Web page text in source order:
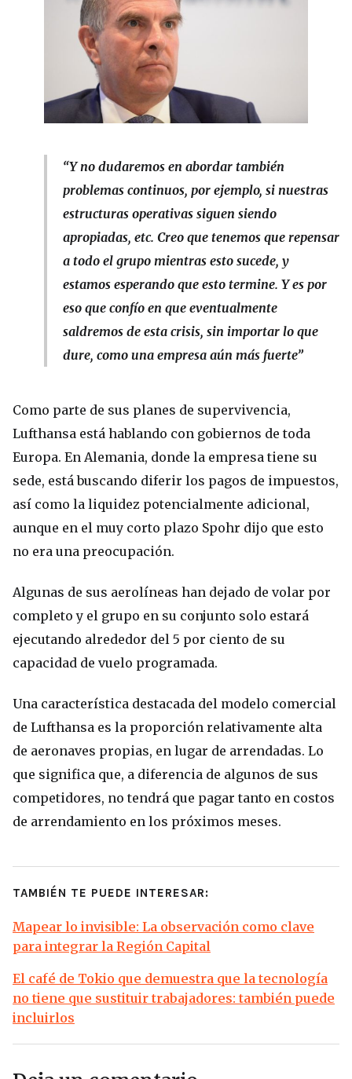
“Y no dudaremos en abordar también
problemas continuos, por ejemplo, si nuestras
estructuras operativas siguen siendo
apropiadas, etc. Creo que tenemos que repensar
a todo el grupo mientras esto sucede, y
estamos esperando que esto termine. Y es por
eso que confío en que eventualmente
saldremos de esta crisis, sin importar lo que
dure, como una empresa aún más fuerte”
Como parte de sus planes de supervivencia,
Lufthansa está hablando con gobiernos de toda
Europa. En Alemania, donde la empresa tiene su
sede, está buscando diferir los pagos de impuestos,
así como la liquidez potencialmente adicional,
aunque en el muy corto plazo Spohr dijo que esto
no era una preocupación.
Algunas de sus aerolíneas han dejado de volar por
completo y el grupo en su conjunto solo estará
ejecutando alrededor del 5 por ciento de su
capacidad de vuelo programada.
Una característica destacada del modelo comercial
de Lufthansa es la proporción relativamente alta
de aeronaves propias, en lugar de arrendadas. Lo
que significa que, a diferencia de algunos de sus
competidores, no tendrá que pagar tanto en costos
de arrendamiento en los próximos meses.
TAMBIÉN TE PUEDE INTERESAR:
Mapear lo invisible: La observación como clave
para integrar la Región Capital
El café de Tokio que demuestra que la tecnología
no tiene que sustituir trabajadores: también puede
incluirlos